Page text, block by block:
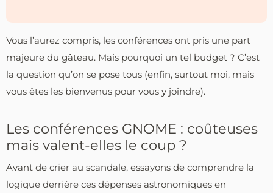
Vous l’aurez compris, les conférences ont pris une part
majeure du gâteau. Mais pourquoi un tel budget ? C’est
la question qu’on se pose tous (enfin, surtout moi, mais
vous êtes les bienvenus pour vous y joindre).
Les conférences GNOME : coûteuses
mais valent-elles le coup ?
Avant de crier au scandale, essayons de comprendre la
logique derrière ces dépenses astronomiques en